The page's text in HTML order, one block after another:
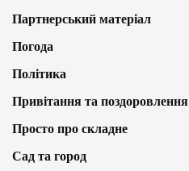
Партнерський матеріал
Погода
Політика
Привітання та поздоровлення
Просто про складне
Сад та город